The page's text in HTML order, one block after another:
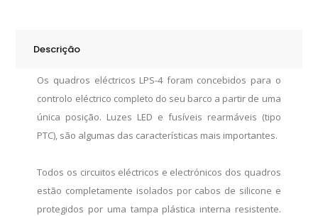
Descrição
Os quadros eléctricos LPS-4 foram concebidos para o
controlo eléctrico completo do seu barco a partir de uma
única posição. Luzes LED e fusíveis rearmáveis (tipo
PTC), são algumas das características mais importantes.
Todos os circuitos eléctricos e electrónicos dos quadros
estão completamente isolados por cabos de silicone e
protegidos por uma tampa plástica interna resistente.